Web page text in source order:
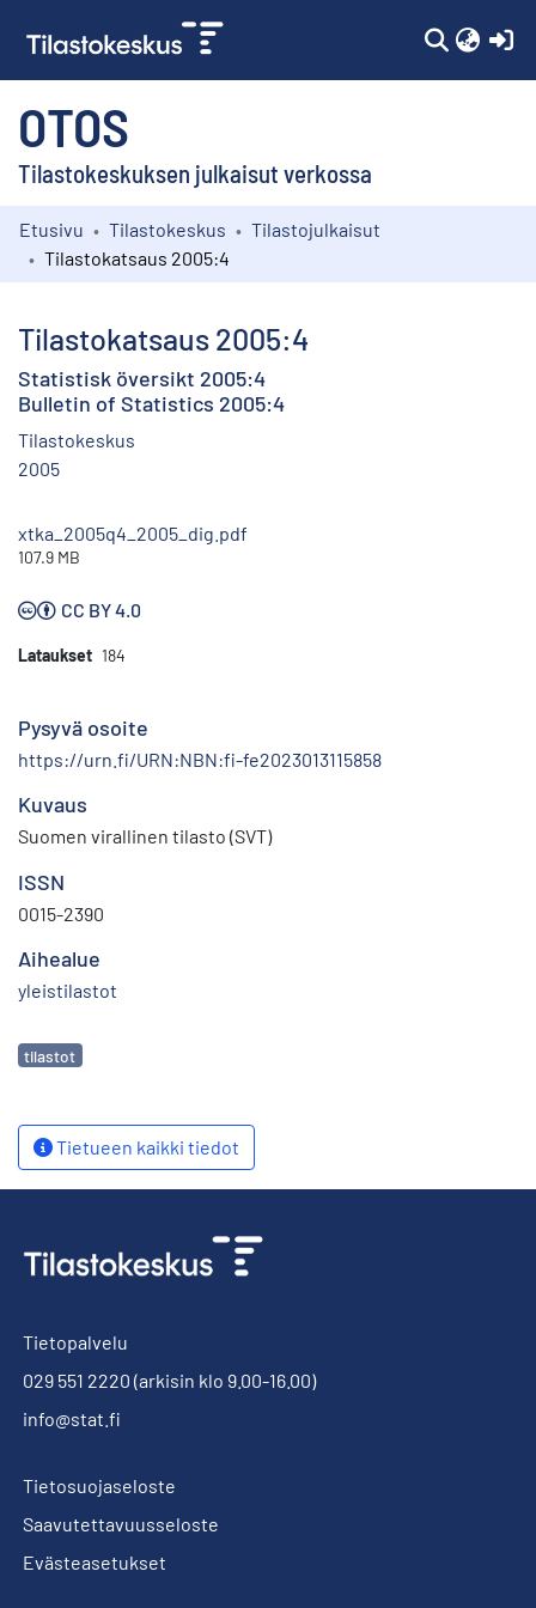
OTOS
Tilastokeskuksen julkaisut verkossa
Kokoelmat
Etusivu Tilastokeskus
Tilastojulkaisut
Tilastokatsaus 2005:4
Tilastokatsaus 2005:4
Statistisk översikt 2005:4
Bulletin of Statistics 2005:4
Tilastokeskus
2005
xtka_2005q4_2005_dig.pdf
107.9 MB
CC BY 4.0
Lataukset 184
Pysyvä osoite
https://urn.fi/URN:NBN:fi-fe2023013115858
Kuvaus
Suomen virallinen tilasto (SVT)
ISSN
0015-2390
Aihealue
yleistilastot
Avainsanat
tilastot
Tietueen kaikki tiedot
Tietopalvelu
029 551 2220 (arkisin klo 9.00-16.00)
info@stat.fi
Tietosuojaseloste
Saavutettavuusseloste
Evästeasetukset